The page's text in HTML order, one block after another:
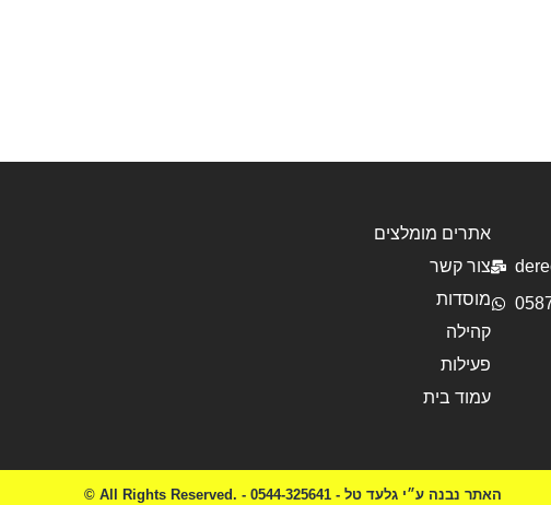
אתרים מומלצים
צור קשר
מוסדות
קהילה
פעילות
עמוד בית
© All Rights Reserved. - האתר נבנה ע״י גלעד טל - 0544-325641